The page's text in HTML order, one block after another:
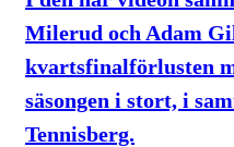
Milerud och Adam
kvartsfinalförlusten
säsongen i stort, i
Tennisberg.